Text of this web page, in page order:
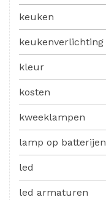
keuken
keukenverlichting
kleur
kosten
kweeklampen
lamp op batterijen
led
led armaturen